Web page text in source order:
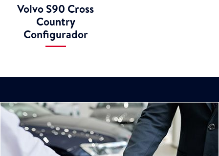
Volvo S90 Cross
Country
Configurador